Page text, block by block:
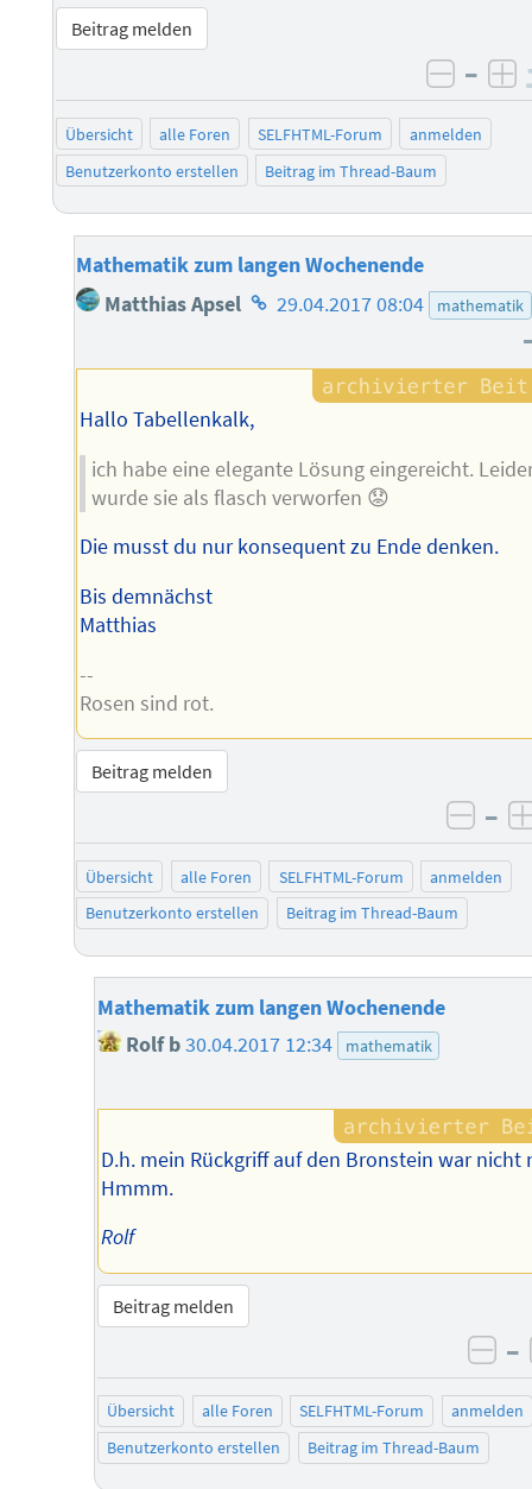
Beitrag melden
–
Übersicht alle Foren SELFHTML-Forum
anmelden
Benutzerkonto erstellen
Beitrag im Thread-Baum
Mathematik zum langen Wochenende
Matthias Apsel Homepage
Autors
29.04.2017 08:04 mathematik
Hallo Tabellenkalk,
ich habe eine elegante Lösung eingereicht.
wurde sie als flasch verworfen 😟
Die musst du nur konsequent zu Ende denken.
Bis demnächst
Matthias
--
Rosen sind rot.
Beitrag melden
–
Übersicht alle Foren SELFHTML-Forum
anmelden
Benutzerkonto erstellen
Beitrag im Thread-Baum
Mathematik zum langen Wochenende
Rolf b30.04.2017 12:34 mathematik
D.h. mein Rückgriff auf den Bronstein war nicht
Hmmm.
Rolf
Beitrag melden
–
Übersicht alle Foren SELFHTML-Forum
anmelden
Benutzerkonto erstellen
Beitrag im Thread-Baum